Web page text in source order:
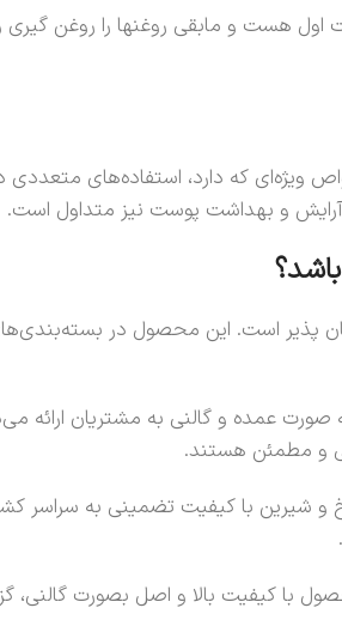
و مابقی روغنها را روغن گیری و
که دارد، استفاده‌های
آرایش و بهداشت پوست نیز متداول است.
است. این محصول در
صورت عمده و گالنی به مشتریان
و مطمئن هستند.
با کیفیت تضمینی به سراسر
با کیفیت بالا و اصل بصورت